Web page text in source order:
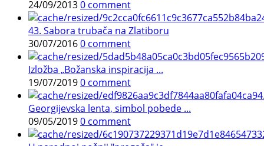
24/09/20130 comment
43. Sabora trubača na Zlatiboru
30/07/20160 comment
Izložba „Božanska inspiracija ...
19/07/20190 comment
Georgijevska lenta, simbol pobede ...
09/05/20190 comment